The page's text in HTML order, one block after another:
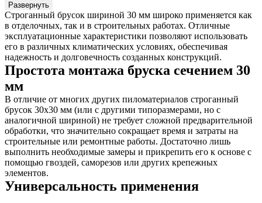
Развернуть
Строганный брусок шириной 30 мм широко применяется как
в отделочных, так и в строительных работах. Отличные
эксплуатационные характеристики позволяют использовать
его в различных климатических условиях, обеспечивая
надежность и долговечность созданных конструкций.
Простота монтажа бруска сечением 30
мм
В отличие от многих других пиломатериалов строганный
брусок 30х30 мм (или с другими типоразмерами, но с
аналогичной шириной) не требует сложной предварительной
обработки, что значительно сокращает время и затраты на
строительные или ремонтные работы. Достаточно лишь
выполнить необходимые замеры и прикрепить его к основе с
помощью гвоздей, саморезов или других крепежных
элементов.
Универсальность применения